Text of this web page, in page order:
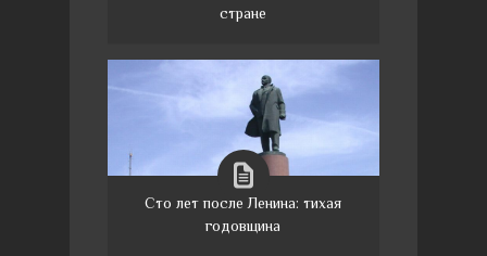
стране
Сто лет после Ленина: тихая
годовщина